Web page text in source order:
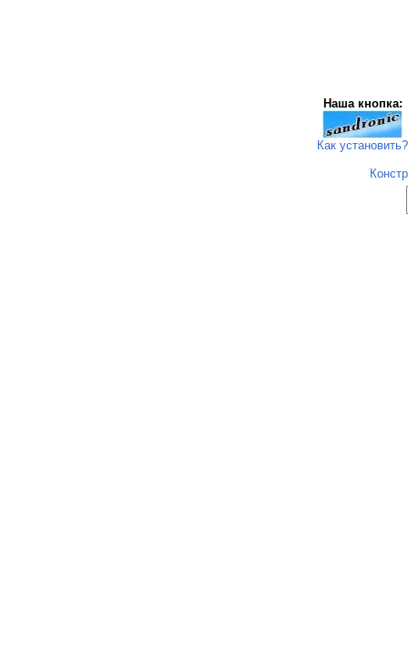
Наша кнопка:
Как установить?